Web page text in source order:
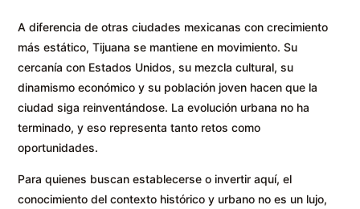
A diferencia de otras ciudades mexicanas con crecimiento
más estático, Tijuana se mantiene en movimiento. Su
cercanía con Estados Unidos, su mezcla cultural, su
dinamismo económico y su población joven hacen que la
ciudad siga reinventándose. La evolución urbana no ha
terminado, y eso representa tanto retos como
oportunidades.
Para quienes buscan establecerse o invertir aquí, el
conocimiento del contexto histórico y urbano no es un lujo,